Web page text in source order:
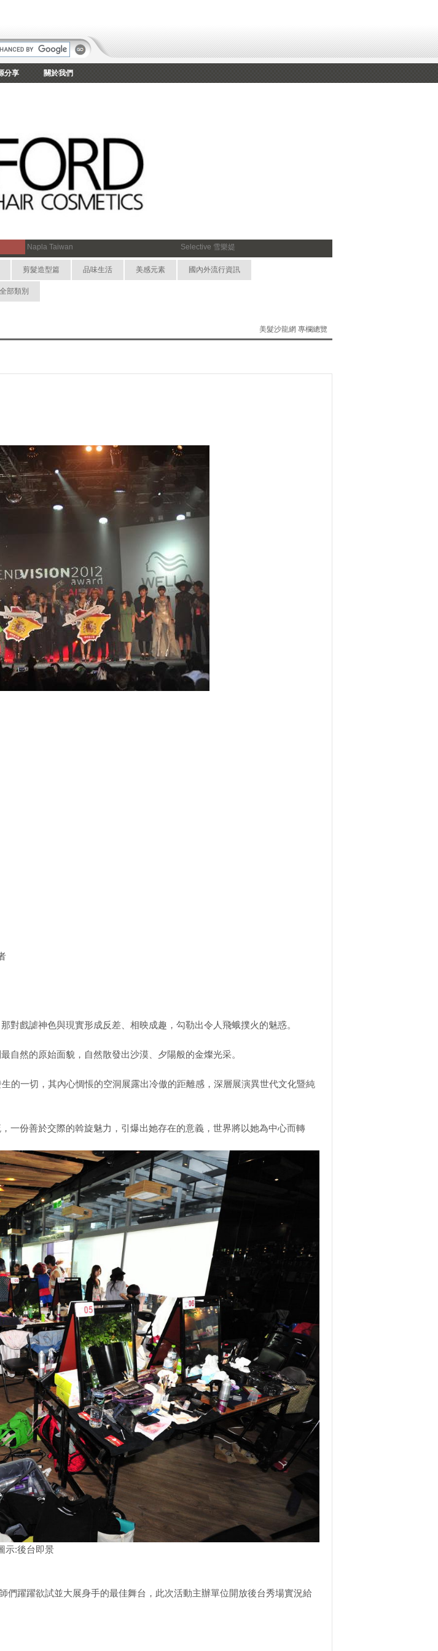
分享 關於我們
Napla Taiwan Selective 雪樂媞
剪髮造型篇 品味生活 美感元素 國內外流行資訊
部類別
美髮沙龍網 專欄總覽
對戲謔神色與現實形成反差、相映成趣，勾勒出令人飛蛾撲火的魅惑。
自然的原始面貌，自然散發出沙漠、夕陽般的金燦光采。
的一切，其內心惆悵的空洞展露出冷傲的距離感，深層展演異世代文化暨純
一份善於交際的斡旋魅力，引爆出她存在的意義，世界將以她為中心而轉
示:後台即景
躍躍欲試並大展身手的最佳舞台，此次活動主辦單位開放後台秀場實況給